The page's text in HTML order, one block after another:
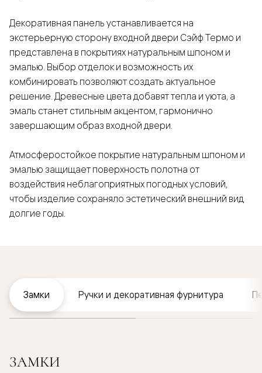
Декоративная панель устанавливается на
экстерьерную сторону входной двери Сэйф Термо и
представлена в покрытиях натуральным шпоном и
эмалью. Выбор отделок и возможность их
комбинировать позволяют создать актуальное
решение. Древесные цвета добавят тепла и уюта, а
эмаль станет стильным акцентом, гармонично
завершающим образ входной двери.
Атмосферостойкое покрытие натуральным шпоном и
эмалью защищает поверхность полотна от
воздействия неблагоприятных погодных условий,
чтобы изделие сохраняло эстетический внешний вид
долгие годы.
Замки Ручки и декоративная фурнитура
ЗАМКИ